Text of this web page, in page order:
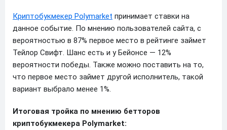
Криптобукмекер Polymarket принимает ставки на
данное событие. По мнению пользователей сайта, с
вероятностью в 87% первое место в рейтинге займет
Тейлор Свифт. Шанс есть и у Бейонсе — 12%
вероятности победы. Также можно поставить на то,
что первое место займет другой исполнитель, такой
вариант выбрало менее 1%.
Итоговая тройка по мнению бетторов
криптобукмекера Polymarket: